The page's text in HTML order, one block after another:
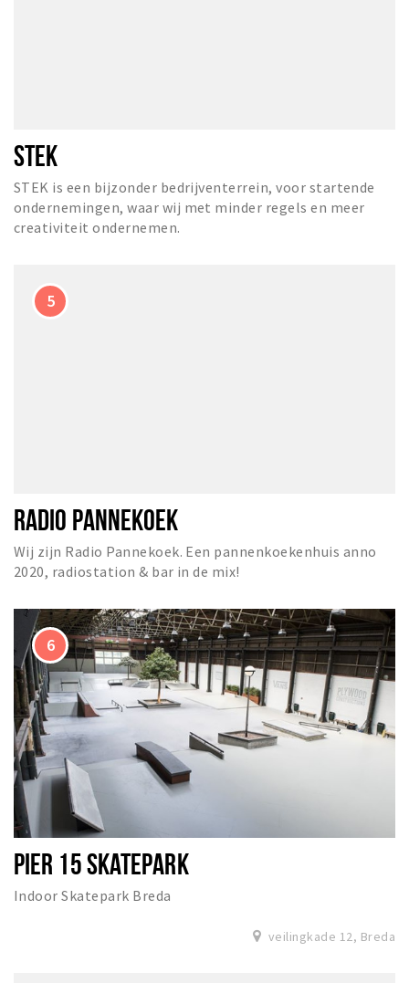
STEK
STEK is een bijzonder bedrijventerrein, voor startende
ondernemingen, waar wij met minder regels en meer
creativiteit ondernemen.
RADIO PANNEKOEK
Wij zijn Radio Pannekoek. Een pannenkoekenhuis anno
2020, radiostation & bar in de mix!
PIER 15 SKATEPARK
Indoor Skatepark Breda
veilingkade 12, Breda